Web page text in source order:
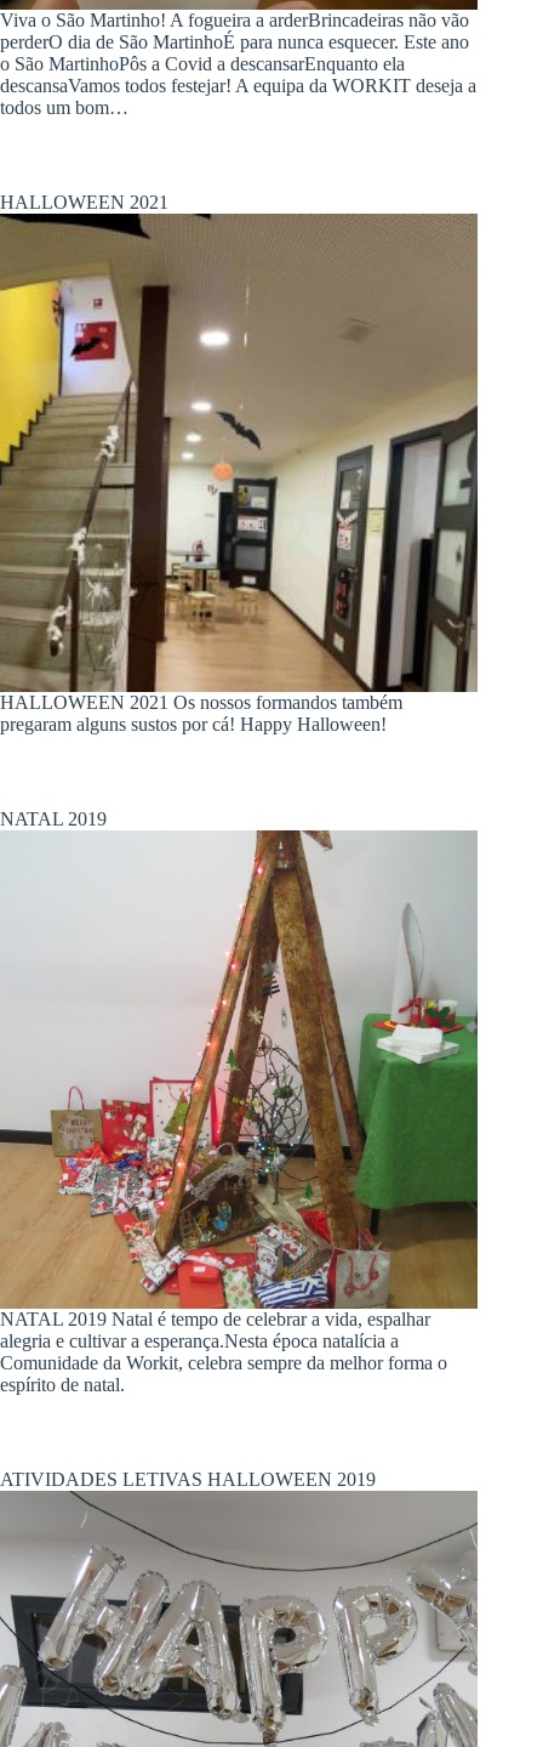
Viva o São Martinho! A fogueira a arderBrincadeiras não vão
perderO dia de São MartinhoÉ para nunca esquecer. Este ano
o São MartinhoPôs a Covid a descansarEnquanto ela
descansaVamos todos festejar! A equipa da WORKIT deseja a
todos um bom…
HALLOWEEN 2021
HALLOWEEN 2021 Os nossos formandos também
pregaram alguns sustos por cá! Happy Halloween!
NATAL 2019
NATAL 2019 Natal é tempo de celebrar a vida, espalhar
alegria e cultivar a esperança.Nesta época natalícia a
Comunidade da Workit, celebra sempre da melhor forma o
espírito de natal.
ATIVIDADES LETIVAS HALLOWEEN 2019